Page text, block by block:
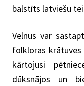
balstīts latviešu
Velnus var
folkloras
kārtojusi
dūksnājos un